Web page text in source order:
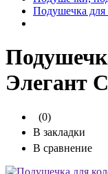
Подушечка
Элегант
(0)
В закладки
В сравнение